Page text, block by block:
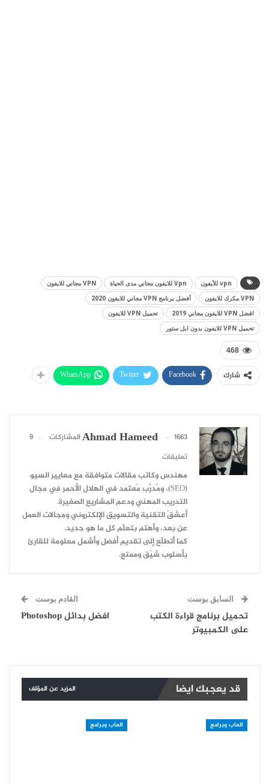
vpn للأيفون Vpn للايفون مجاني مدى الحياة
VPN مجاني للايفون
VPN مكرك للايفون
أفضل برنامج VPN مجاني للايفون 2020
افضل VPN للايفون مجاني 2019
تحميل VPN للايفون
تحميل VPN للايفون بدون ابل ستور
468
شارك Facebook
Twitter
WhatsApp
Ahmad Hameed 1663 المشاركات
9
تعليقات
مهندس وكاتب مقالات متوافقة مع معايير السيو
(SEO)، ومُدرِّب مُعتمد في الهلال الأحمر في مجال
التدريب المهني ودعم المشاريع الصغيرة.
أعشقُ التقنية والتسويق الإلكتروني ومجالات العمل
عن بعد، وأهتم بتعلّم كل ما هو جديد.
كما أتطلّع إلى تقديم أفضل وأشمل معلومة للقارئ
بأسلوب شيّق وممتع.
السابق بوست
تحميل برنامج قراءة الكتب
على الكمبيوتر
القادم بوست
افضل بدائل Photoshop
قد يعجبك ايضا المزيد عن المؤلف
العاب وبرامج العاب وبرامج